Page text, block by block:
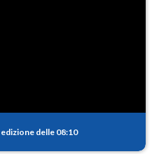
edizione delle 08:10